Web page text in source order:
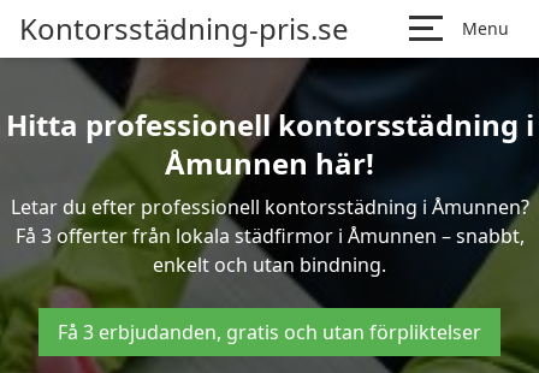
Kontorsstädning-pris.se Menu
Hitta professionell kontorsstädning i
Åmunnen här!
Letar du efter professionell kontorsstädning i Åmunnen?
Få 3 offerter från lokala städfirmor i Åmunnen – snabbt,
enkelt och utan bindning.
Få 3 erbjudanden, gratis och utan förpliktelser